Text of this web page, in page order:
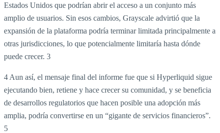
Estados Unidos que podrían abrir el acceso a un conjunto más
amplio de usuarios. Sin esos cambios, Grayscale advirtió que la
expansión de la plataforma podría terminar limitada principalmente a
otras jurisdicciones, lo que potencialmente limitaría hasta dónde
puede crecer. 3
4 Aun así, el mensaje final del informe fue que si Hyperliquid sigue
ejecutando bien, retiene y hace crecer su comunidad, y se beneficia
de desarrollos regulatorios que hacen posible una adopción más
amplia, podría convertirse en un “gigante de servicios financieros”.
5